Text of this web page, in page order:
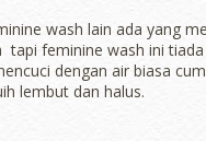
wash lain ada yang
tapi feminine wash ini tiada
dengan air biasa
lembut dan halus.